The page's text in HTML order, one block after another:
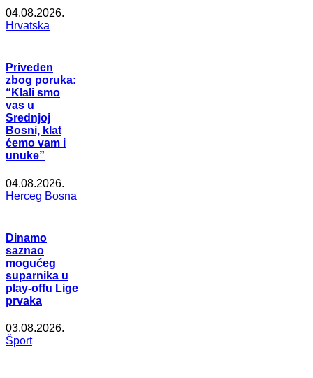
04.08.2026.
Hrvatska
Priveden
zbog poruka:
“Klali smo
vas u
Srednjoj
Bosni, klat
ćemo vam i
unuke”
04.08.2026.
Herceg Bosna
Dinamo
saznao
mogućeg
suparnika u
play-offu Lige
prvaka
03.08.2026.
Šport